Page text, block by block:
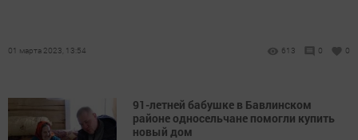
01 марта 2023, 13:54 613 0 0
91-летней бабушке в Бавлинском
районе односельчане помогли купить
новый дом